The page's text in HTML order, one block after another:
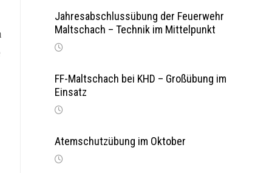
Jahresabschlussübung der Feuerwehr
Maltschach – Technik im Mittelpunkt
FF-Maltschach bei KHD – Großübung im
Einsatz
Atemschutzübung im Oktober